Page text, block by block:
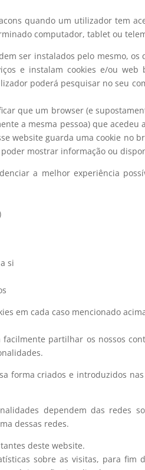
quando um utilizador tem
computador, tablet ou
ser instalados pelo mesmo,
e instalam cookies e/ou
poderá pesquisar no seu
que um browser (e
a mesma pessoa) que
website guarda uma cookie no
mostrar informação ou
a melhor experiência
si
em cada caso mencionado
partilhar os nossos
forma criados e introduzidos
dependem das redes
dessas redes.
deste website.
sobre as visitas, para